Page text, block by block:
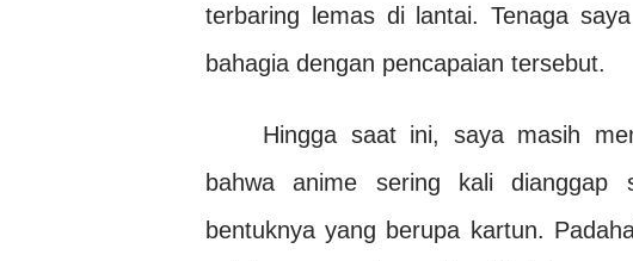
terbaring lemas di lantai. Tenaga
bahagia dengan pencapaian tersebut.
Hingga saat ini, saya masih
bahwa anime sering kali dianggap
bentuknya yang berupa kartun.